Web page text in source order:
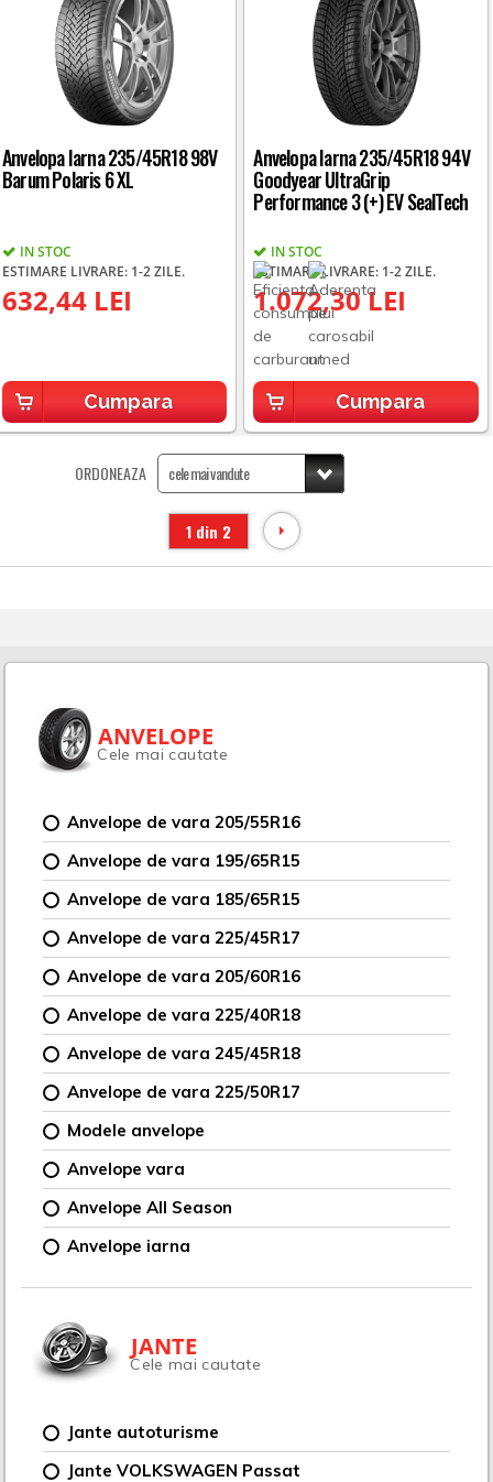
Anvelopa Iarna 235/45R18 98V
Barum Polaris 6 XL
IN STOC
ESTIMARE LIVRARE: 1-2 ZILE.
632,44 LEI
Cumpara
Anvelopa Iarna 235/45R18 94V
Goodyear UltraGrip
Performance 3 (+) EV SealTech
IN STOC
ESTIMARE LIVRARE: 1-2 ZILE.
1.072,30 LEI
Cumpara
ORDONEAZA
1 din 2
ANVELOPE
Cele mai cautate
Anvelope de vara 205/55R16
Anvelope de vara 195/65R15
Anvelope de vara 185/65R15
Anvelope de vara 225/45R17
Anvelope de vara 205/60R16
Anvelope de vara 225/40R18
Anvelope de vara 245/45R18
Anvelope de vara 225/50R17
Modele anvelope
Anvelope vara
Anvelope All Season
Anvelope iarna
JANTE
Cele mai cautate
Jante autoturisme
Jante VOLKSWAGEN Passat